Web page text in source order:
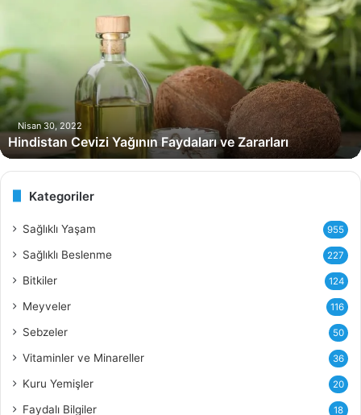
i
s
t
a
e
Nisan 30, 2022
Hindistan Cevizi Yağının Faydaları ve Zararları
Kategoriler
Sağlıklı Yaşam 955
Sağlıklı Beslenme 227
Bitkiler 124
Meyveler 116
Sebzeler 50
Vitaminler ve Minareller 36
Kuru Yemişler 20
Faydalı Bilgiler 18